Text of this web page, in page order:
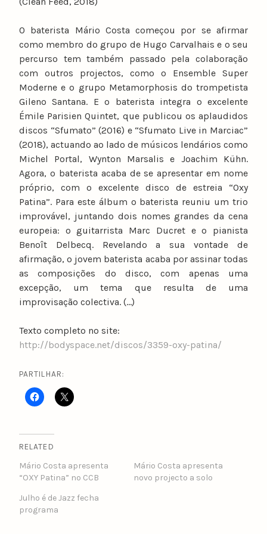
O baterista Mário Costa começou por se afirmar
como membro do grupo de Hugo Carvalhais e o seu
percurso tem também passado pela colaboração
com outros projectos, como o Ensemble Super
Moderne e o grupo Metamorphosis do trompetista
Gileno Santana. E o baterista integra o excelente
Émile Parisien Quintet, que publicou os aplaudidos
discos “Sfumato” (2016) e “Sfumato Live in Marciac”
(2018), actuando ao lado de músicos lendários como
Michel Portal, Wynton Marsalis e Joachim Kühn.
Agora, o baterista acaba de se apresentar em nome
próprio, com o excelente disco de estreia “Oxy
Patina”. Para este álbum o baterista reuniu um trio
improvável, juntando dois nomes grandes da cena
europeia: o guitarrista Marc Ducret e o pianista
Benoît Delbecq. Revelando a sua vontade de
afirmação, o jovem baterista acaba por assinar todas
as composições do disco, com apenas uma
excepção, um tema que resulta de uma
improvisação colectiva. (…)
Texto completo no site:
http://bodyspace.net/discos/3359-oxy-patina/
PARTILHAR:
RELATED
Mário Costa apresenta
“OXY Patina” no CCB
Mário Costa apresenta
novo projecto a solo
Julho é de Jazz fecha
programa